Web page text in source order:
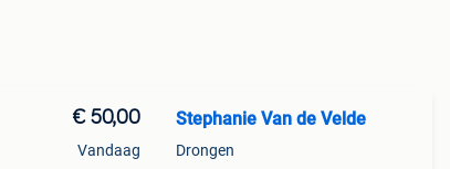
€ 50,00
Vandaag
Stephanie Van de Velde
Drongen